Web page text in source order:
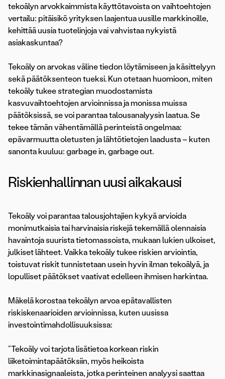
tekoälyn arvokkaimmista käyttötavoista on vaihtoehtojen
vertailu: pitäisikö yrityksen laajentua uusille markkinoille,
kehittää uusia tuotelinjoja vai vahvistaa nykyistä
asiakaskuntaa?
Tekoäly on arvokas väline tiedon löytämiseen ja käsittelyyn
sekä päätöksenteon tueksi. Kun otetaan huomioon, miten
tekoäly tukee strategian muodostamista
kasvuvaihtoehtojen arvioinnissa ja monissa muissa
päätöksissä, se voi parantaa talousanalyysin laatua. Se
tekee tämän vähentämällä perinteistä ongelmaa:
epävarmuutta oletusten ja lähtötietojen laadusta – kuten
sanonta kuuluu: garbage in, garbage out.
Riskienhallinnan uusi aikakausi
Tekoäly voi parantaa talousjohtajien kykyä arvioida
monimutkaisia tai harvinaisia riskejä tekemällä olennaisia
havaintoja suurista tietomassoista, mukaan lukien ulkoiset,
julkiset lähteet. Vaikka tekoäly tukee riskien arviointia,
toistuvat riskit tunnistetaan usein hyvin ilman tekoälyä, ja
lopulliset päätökset vaativat edelleen ihmisen harkintaa.
Mäkelä korostaa tekoälyn arvoa epätavallisten
riskiskenaarioiden arvioinnissa, kuten uusissa
investointimahdollisuuksissa:
”Tekoäly voi tarjota lisätietoa korkean riskin
liiketoimintapäätöksiin, myös heikoista
markkinasignaaleista, jotka perinteinen analyysi saattaa